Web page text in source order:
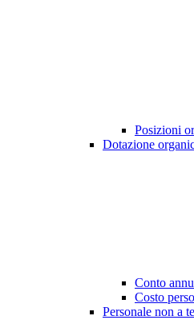
Posizioni
Dotazione
Conto
Costo
Personale non a